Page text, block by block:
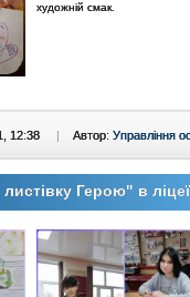
художній смак.
12:38 | Автор: Управління
Герою" в